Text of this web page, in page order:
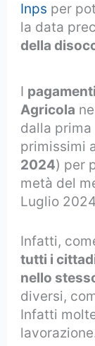
Inps per
la data
della
I
Agricola
dalla prima
primissimi
2024) per
metà del
Luglio
Infatti,
tutti i
nello
diversi,
Infatti